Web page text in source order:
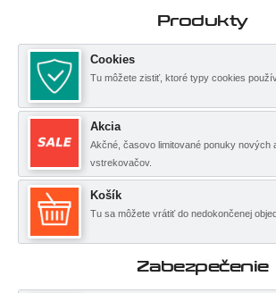
Produkty
Cookies
Tu môžete zistiť, ktoré typy cookies
Akcia
Akčné, časovo limitované ponuky nových
vstrekovačov.
Košík
Tu sa môžete vrátiť do nedokončenej
Zabezpečenie